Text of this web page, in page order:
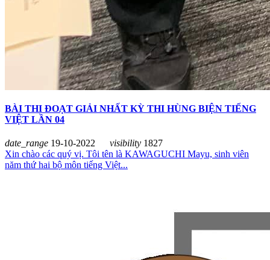
BÀI THI ĐOẠT GIẢI NHẤT KỲ THI HÙNG BIỆN TIẾNG
VIỆT LẦN 04
date_range 19-10-2022 visibility 1827
Xin chào các quý vị. Tôi tên là KAWAGUCHI Mayu, sinh viên
năm thứ hai bộ môn tiếng Việt...